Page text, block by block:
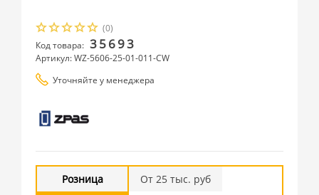
(0)
Код товара: 35693
Артикул: WZ-5606-25-01-011-CW
Уточняйте у менеджера
Розница
От 25 тыс. руб